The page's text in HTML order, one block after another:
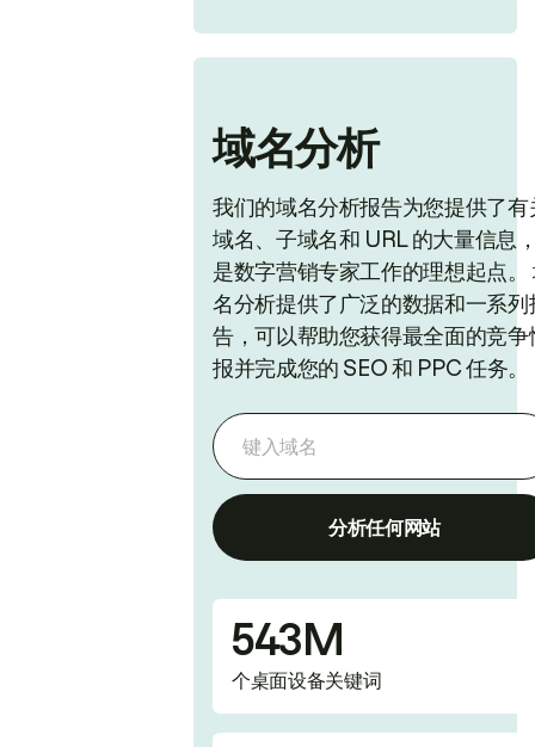
域名分析
我们的域名分析报告为您提供了有
域名、子域名和 URL 的大量信息
是数字营销专家工作的理想起点。
名分析提供了广泛的数据和一系列
告，可以帮助您获得最全面的竞争
报并完成您的 SEO 和 PPC 任务。
分析任何网站
543M
个桌面设备关键词